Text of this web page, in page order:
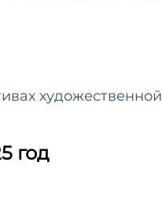
художественной
год